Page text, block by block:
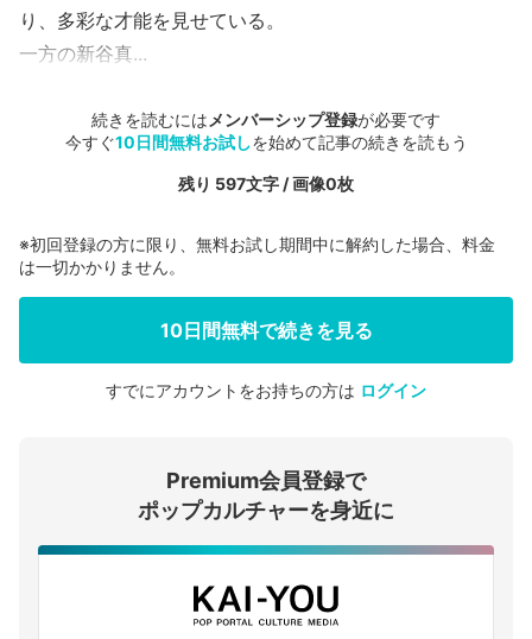
り、多彩な才能を見せている。
一方の新谷真...
続きを読むには メンバーシップ登録が必要です
今すぐ10日間無料お試しを始めて記事の続きを読もう
残り 597文字 / 画像0枚
会員登録する
ログインする
※初回登録の方に限り、無料お試し期間中に解約した場合、料金
は一切かかりません。
10日間無料で続きを見る
すでにアカウントをお持ちの方は ログイン
Premium会員登録で
ポップカルチャーを身近に